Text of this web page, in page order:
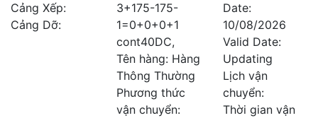
Cảng Xếp:
Cảng Dỡ:
3+175-175-
1=0+0+0+1
cont40DC,
Tên hàng: Hàng
Thông Thường
Phương thức
vận chuyển:
Date:
10/08/2026
Valid Date:
Updating
Lịch vận
chuyển:
Thời gian vận